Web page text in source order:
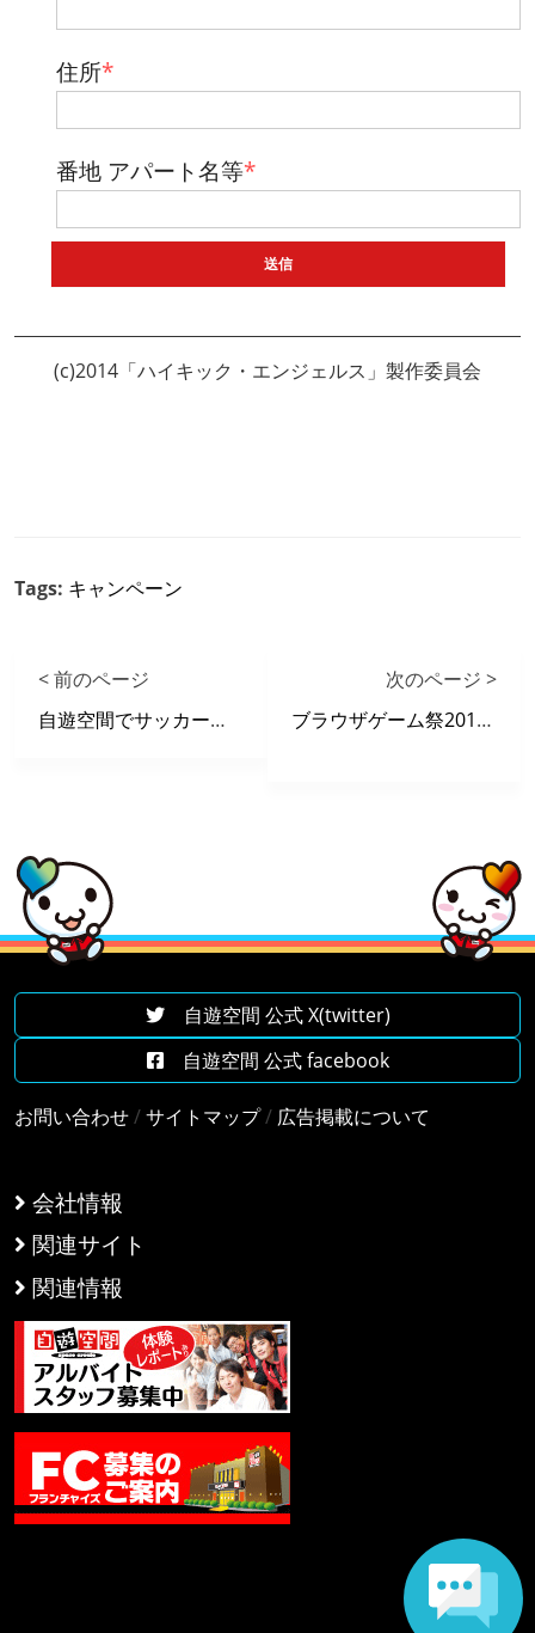
住所*
番地 アパート名等*
(c)2014「ハイキック・エンジェルス」製作委員会
Tags: キャンペーン
< 前のページ
自遊空間でサッカー観戦！
次のページ >
ブラウザゲーム祭2014開催！
会社情報
関連サイト
関連情報
自遊空間 公式 X(twitter)
自遊空間 公式 facebook
お問い合わせ/サイトマップ/ 広告掲載について